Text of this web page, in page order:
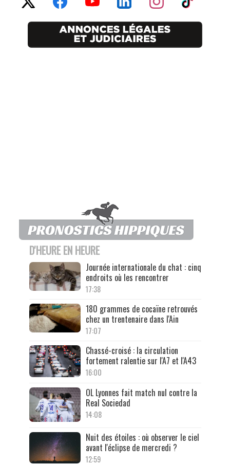
D'HEURE EN HEURE
Journée internationale du chat : cinq
endroits où les rencontrer
17:38
180 grammes de cocaïne retrouvés
chez un trentenaire dans l'Ain
17:07
Chassé-croisé : la circulation
fortement ralentie sur l'A7 et l'A43
16:00
OL Lyonnes fait match nul contre la
Real Sociedad
14:08
Nuit des étoiles : où observer le ciel
avant l'éclipse de mercredi ?
12:59